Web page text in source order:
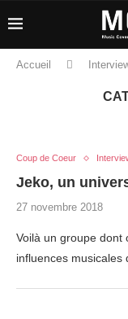
Accueil
Coup de Coeur
Jeko, un
27 novembre 2018
Voilà un groupe dont
influences musicales